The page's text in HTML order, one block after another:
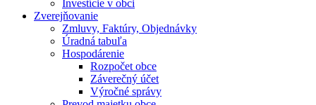
Investície v obci
Zverejňovanie
Zmluvy, Faktúry, Objednávky
Úradná tabuľa
Hospodárenie
Rozpočet obce
Záverečný účet
Výročné správy